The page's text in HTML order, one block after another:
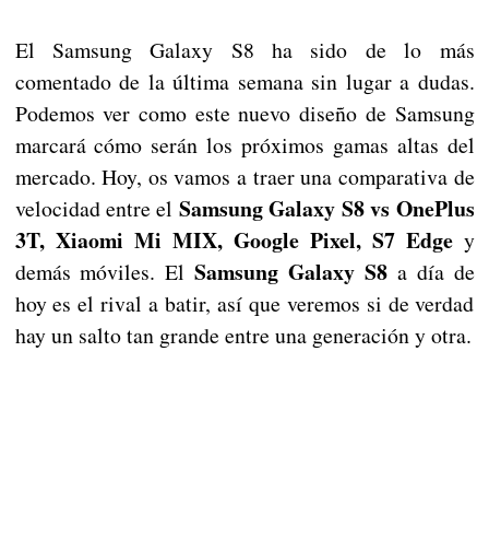
El Samsung Galaxy S8 ha sido de lo más
comentado de la última semana sin lugar a dudas.
Podemos ver como este nuevo diseño de Samsung
marcará cómo serán los próximos gamas altas del
mercado. Hoy, os vamos a traer una comparativa de
velocidad entre el Samsung Galaxy S8 vs OnePlus
3T, Xiaomi Mi MIX, Google Pixel, S7 Edgey
demás móviles. ElSamsung Galaxy S8a día de
hoy es el rival a batir, así que veremos si de verdad
hay un salto tan grande entre una generación y otra.